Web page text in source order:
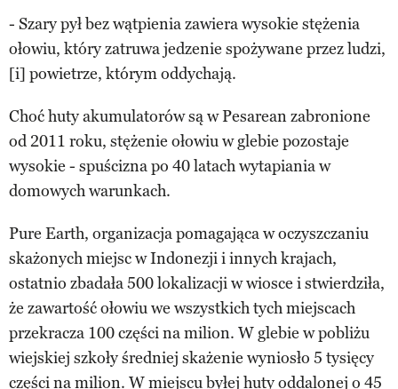
- Szary pył bez wątpienia zawiera wysokie stężenia
ołowiu, który zatruwa jedzenie spożywane przez ludzi,
[i] powietrze, którym oddychają.
Choć huty akumulatorów są w Pesarean zabronione
od 2011 roku, stężenie ołowiu w glebie pozostaje
wysokie - spuścizna po 40 latach wytapiania w
domowych warunkach.
Pure Earth, organizacja pomagająca w oczyszczaniu
skażonych miejsc w Indonezji i innych krajach,
ostatnio zbadała 500 lokalizacji w wiosce i stwierdziła,
że zawartość ołowiu we wszystkich tych miejscach
przekracza 100 części na milion. W glebie w pobliżu
wiejskiej szkoły średniej skażenie wyniosło 5 tysięcy
części na milion. W miejscu byłej huty oddalonej o 45